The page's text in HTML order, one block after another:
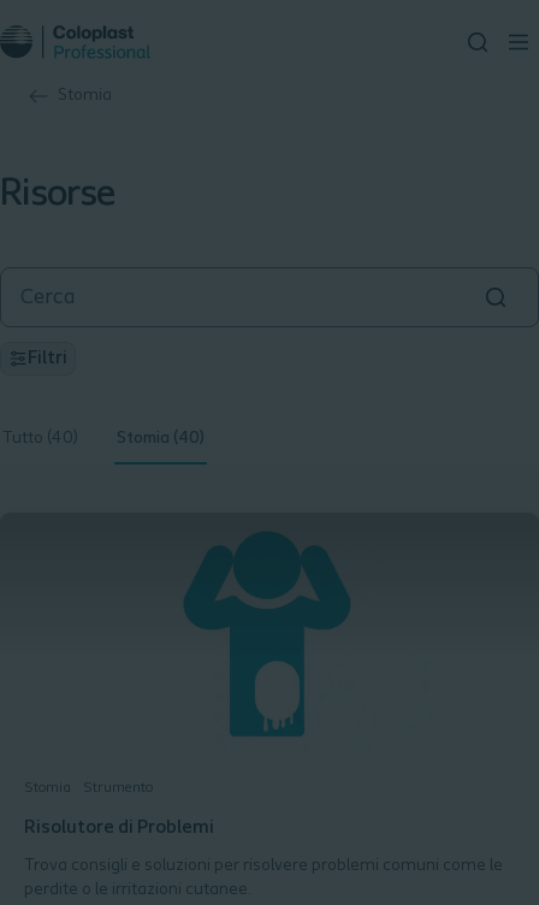
Stomia
Risorse
Filtri
Tutto (40) Stomia (40)
Stomia Strumento
Risolutore di Problemi
Trova consigli e soluzioni per risolvere problemi comuni come le
perdite o le irritazioni cutanee.